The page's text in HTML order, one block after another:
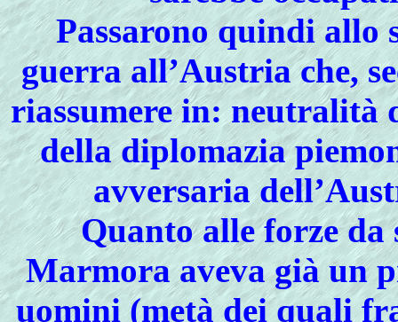
Passarono quindi allo
guerra all’Austria che,
riassumere in: neutralità
della diplomazia
avversaria
Quanto alle forze
Marmora aveva già un
uomini (metà dei quali